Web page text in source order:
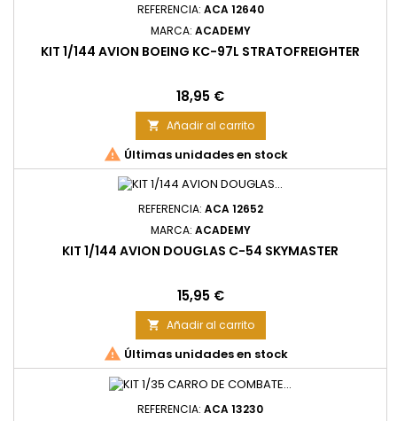
REFERENCIA: ACA 12640
MARCA: ACADEMY
KIT 1/144 AVION BOEING KC-97L STRATOFREIGHTER
Precio
18,95 €
 Añadir al carrito
 Últimas unidades en stock
REFERENCIA: ACA 12652
MARCA: ACADEMY
KIT 1/144 AVION DOUGLAS C-54 SKYMASTER
Precio
15,95 €
 Añadir al carrito
 Últimas unidades en stock
REFERENCIA: ACA 13230